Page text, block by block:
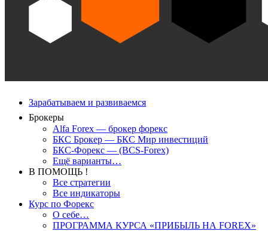
Зарабатываем и развиваемся
Брокеры
Alfa Forex — брокер форекс
БКС Брокер — БКС Мир инвестиций
БКС-Форекс — (BCS-Forex)
Ещё варианты…
В ПОМОЩЬ !
Все стратегии
Все индикаторы
Курс по Форекс
О себе…
ПРОГРАММА КУРСА «ПРИБЫЛЬ НА FOREX»